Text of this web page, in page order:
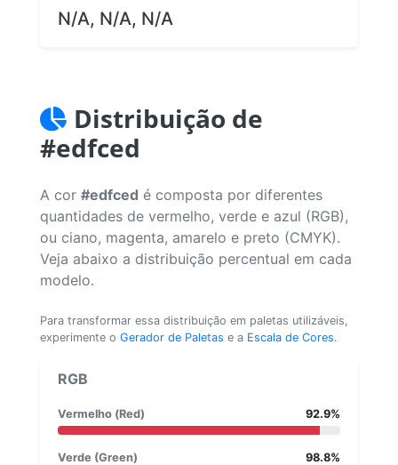
N/A, N/A, N/A
Distribuição de
#edfced
A cor #edfced é composta por diferentes
quantidades de vermelho, verde e azul (RGB),
ou ciano, magenta, amarelo e preto (CMYK).
Veja abaixo a distribuição percentual em cada
modelo.
Para transformar essa distribuição em paletas utilizáveis,
experimente o Gerador de Paletas e a Escala de Cores.
RGB
Vermelho (Red) 92.9%
Verde (Green) 98.8%